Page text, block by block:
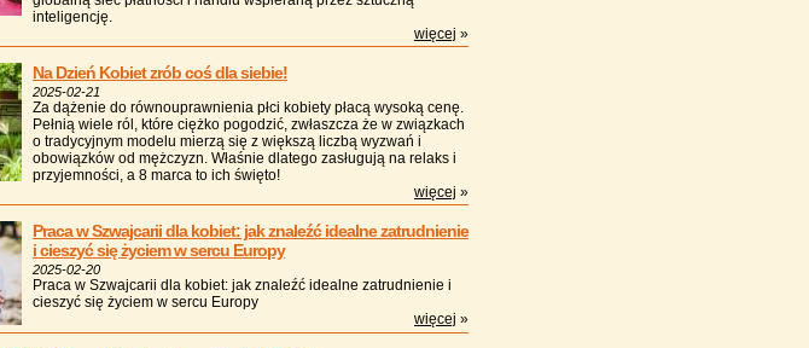
inteligencję.
więcej »
Na Dzień Kobiet zrób coś dla siebie!
2025-02-21
Za dążenie do równouprawnienia płci kobiety płacą wysoką cenę.
Pełnią wiele ról, które ciężko pogodzić, zwłaszcza że w związkach
o tradycyjnym modelu mierzą się z większą liczbą wyzwań i
obowiązków od mężczyzn. Właśnie dlatego zasługują na relaks i
przyjemności, a 8 marca to ich święto!
więcej »
Praca w Szwajcarii dla kobiet: jak znaleźć idealne zatrudnienie
i cieszyć się życiem w sercu Europy
2025-02-20
Praca w Szwajcarii dla kobiet: jak znaleźć idealne zatrudnienie i
cieszyć się życiem w sercu Europy
więcej »